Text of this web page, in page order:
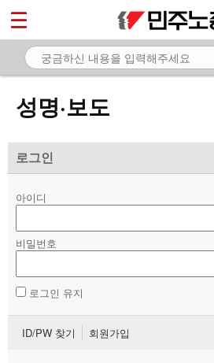
성명·보도
로그인
아이디
비밀번호
로그인 유지
ID/PW 찾기 회원가입
마이페이지
소개
- 공지사항
- 성명·보도
자료
부설기관
업무